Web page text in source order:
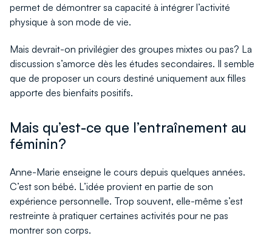
permet de démontrer sa capacité à intégrer l’activité
physique à son mode de vie.
Mais devrait-on privilégier des groupes mixtes ou pas? La
discussion s’amorce dès les études secondaires. Il semble
que de proposer un cours destiné uniquement aux filles
apporte des bienfaits positifs.
Mais qu’est-ce que l’entraînement au
féminin?
Anne-Marie enseigne le cours depuis quelques années.
C’est son bébé. L’idée provient en partie de son
expérience personnelle. Trop souvent, elle-même s’est
restreinte à pratiquer certaines activités pour ne pas
montrer son corps.